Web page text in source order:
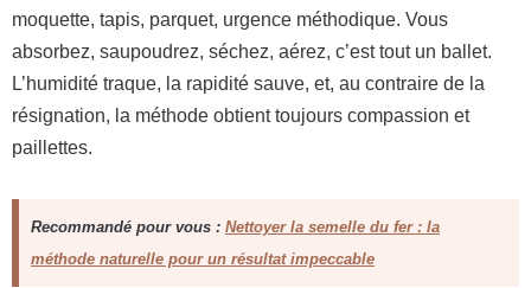
moquette, tapis, parquet, urgence méthodique. Vous
absorbez, saupoudrez, séchez, aérez, c’est tout un ballet.
L’humidité traque, la rapidité sauve, et, au contraire de la
résignation, la méthode obtient toujours compassion et
paillettes.
Recommandé pour vous : Nettoyer la semelle du fer : la
méthode naturelle pour un résultat impeccable